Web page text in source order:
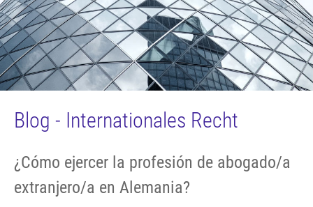
Blog - Internationales Recht
¿Cómo ejercer la profesión de abogado/a
extranjero/a en Alemania?